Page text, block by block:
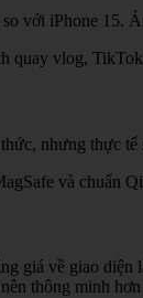
với iPhone 15.
quay vlog,
nhưng thực
và
giá về giao
thông minh